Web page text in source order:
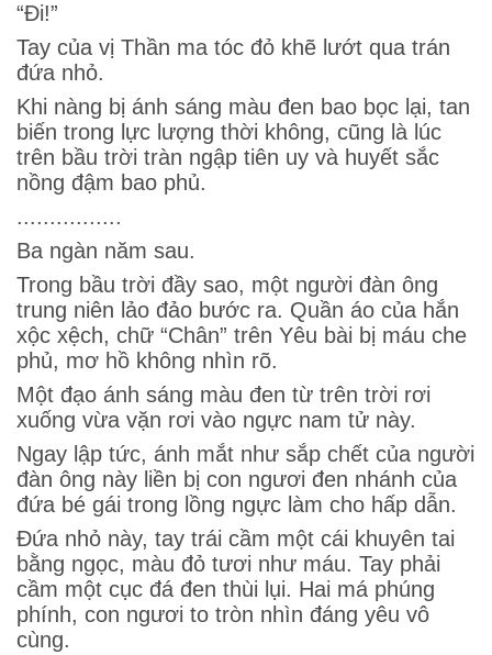
“Đi!”
Tay của vị Thần ma tóc đỏ khẽ lướt qua trán
đứa nhỏ.
Khi nàng bị ánh sáng màu đen bao bọc lại, tan
biến trong lực lượng thời không, cũng là lúc
trên bầu trời tràn ngập tiên uy và huyết sắc
nồng đậm bao phủ.
................
Ba ngàn năm sau.
Trong bầu trời đầy sao, một người đàn ông
trung niên lảo đảo bước ra. Quần áo của hắn
xộc xệch, chữ “Chân” trên Yêu bài bị máu che
phủ, mơ hồ không nhìn rõ.
Một đạo ánh sáng màu đen từ trên trời rơi
xuống vừa vặn rơi vào ngực nam tử này.
Ngay lập tức, ánh mắt như sắp chết của người
đàn ông này liền bị con ngươi đen nhánh của
đứa bé gái trong lồng ngực làm cho hấp dẫn.
Đứa nhỏ này, tay trái cầm một cái khuyên tai
bằng ngọc, màu đỏ tươi như máu. Tay phải
cầm một cục đá đen thùi lụi. Hai má phúng
phính, con ngươi to tròn nhìn đáng yêu vô
cùng.